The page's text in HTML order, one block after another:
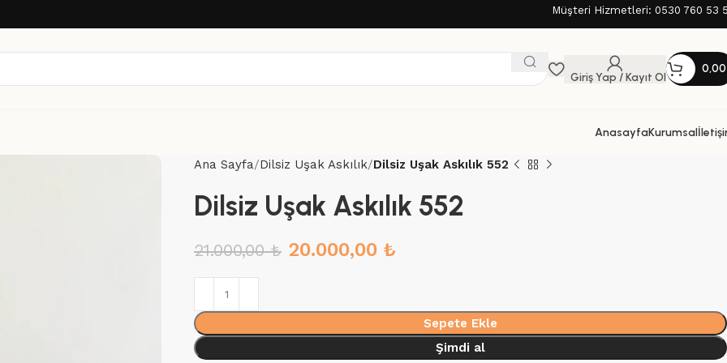
Müşteri Hizmetleri: 0530 760 53
Giriş Yap / Kayıt Ol
AnasayfaKurumsal
Ana Sayfa Dilsiz Uşak Askılık Dilsiz Uşak Askılık 552
Dilsiz Uşak Askılık 552
21.000,00₺ 20.000,00 ₺
Sepete Ekle
Şimdi al